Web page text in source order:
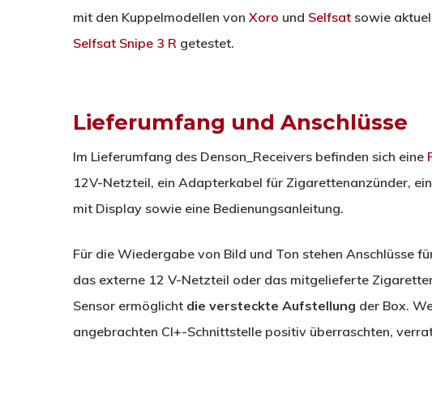
mit den Kuppelmodellen von Xoro und Selfsat sowie
Selfsat Snipe 3 R getestet.
Lieferumfang und Anschlüsse
Im Lieferumfang des Denson_Receivers befinden sich eine
12V-Netzteil, ein Adapterkabel für Zigarettenanzünder,
mit Display sowie eine Bedienungsanleitung.
Für die Wiedergabe von Bild und Ton stehen Anschlüsse
das externe 12 V-Netzteil oder das mitgelieferte
Sensor ermöglicht die versteckte Aufstellung der Box.
angebrachten CI+-Schnittstelle positiv überraschten,